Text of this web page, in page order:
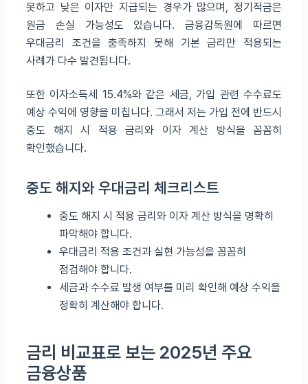
못하고 낮은 이자만 지급되는 경우가 많으며, 정기적금은
원금 손실 가능성도 있습니다. 금융감독원에 따르면
우대금리 조건을 충족하지 못해 기본 금리만 적용되는
사례가 다수 발견됩니다.
또한 이자소득세 15.4%와 같은 세금, 가입 관련 수수료도
예상 수익에 영향을 미칩니다. 그래서 저는 가입 전에 반드시
중도 해지 시 적용 금리와 이자 계산 방식을 꼼꼼히
확인했습니다.
중도 해지와 우대금리 체크리스트
중도 해지 시 적용 금리와 이자 계산 방식을 명확히
파악해야 합니다.
우대금리 적용 조건과 실현 가능성을 꼼꼼히
점검해야 합니다.
세금과 수수료 발생 여부를 미리 확인해 예상 수익을
정확히 계산해야 합니다.
금리 비교표로 보는 2025년 주요
금융상품